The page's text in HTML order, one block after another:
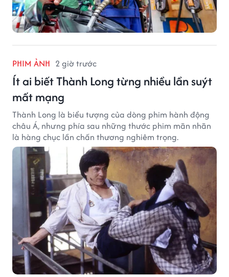
PHIM ẢNH 2 giờ trước
Ít ai biết Thành Long từng nhiều lần suýt
mất mạng
Thành Long là biểu tượng của dòng phim hành động
châu Á, nhưng phía sau những thước phim mãn nhãn
là hàng chục lần chấn thương nghiêm trọng.